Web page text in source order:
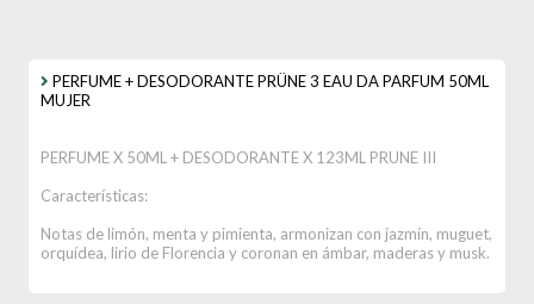
PERFUME + DESODORANTE PRÜNE 3 EAU DA PARFUM 50ML
MUJER
PERFUME X 50ML + DESODORANTE X 123ML PRUNE III
Características:
Notas de limón, menta y pimienta, armonizan con jazmín, muguet,
orquídea, lirio de Florencia y coronan en ámbar, maderas y musk.